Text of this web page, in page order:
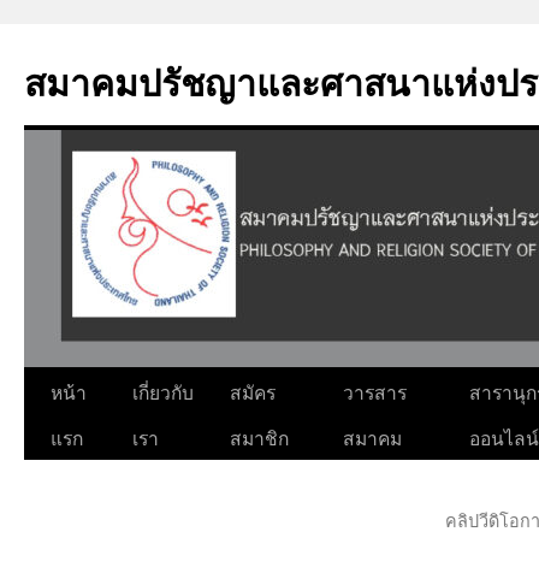
content
สมาคมปรัชญาและศาสนาแห่งป
หน้า
แรก
เกี่ยวกับ
เรา
สมัคร
สมาชิก
วารสาร
สมาคม
สารานุ
ออนไลน์
คลิปวีดิโอก